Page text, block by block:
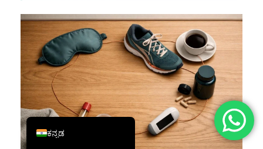
ಕನ್ನಡ
English
Deutsch
العربية
Français
עִבְרִית
Italiano